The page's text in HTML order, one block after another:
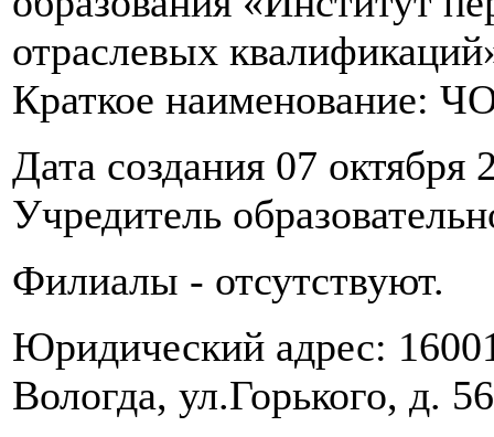
отраслевых
Краткое наименование:
Дата создания 07 октября
Учредитель
Филиалы - отсутствуют.
Юридический адрес:
Вологда, ул.Горького, д. 56